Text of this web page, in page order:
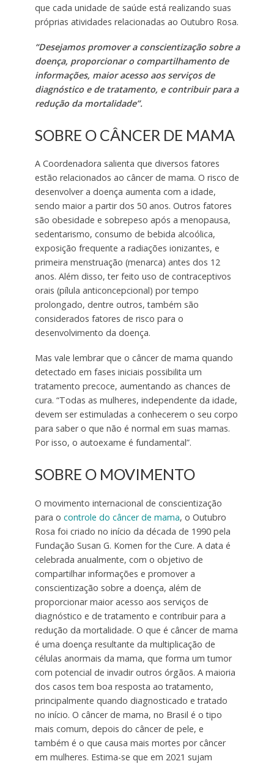
que cada unidade de saúde está realizando suas
próprias atividades relacionadas ao Outubro Rosa.
“Desejamos promover a conscientização sobre a
doença, proporcionar o compartilhamento de
informações, maior acesso aos serviços de
diagnóstico e de tratamento, e contribuir para a
redução da mortalidade”.
SOBRE O CÂNCER DE MAMA
A Coordenadora salienta que diversos fatores
estão relacionados ao câncer de mama. O risco de
desenvolver a doença aumenta com a idade,
sendo maior a partir dos 50 anos. Outros fatores
são obesidade e sobrepeso após a menopausa,
sedentarismo, consumo de bebida alcoólica,
exposição frequente a radiações ionizantes, e
primeira menstruação (menarca) antes dos 12
anos. Além disso, ter feito uso de contraceptivos
orais (pílula anticoncepcional) por tempo
prolongado, dentre outros, também são
considerados fatores de risco para o
desenvolvimento da doença.
Mas vale lembrar que o câncer de mama quando
detectado em fases iniciais possibilita um
tratamento precoce, aumentando as chances de
cura. “Todas as mulheres, independente da idade,
devem ser estimuladas a conhecerem o seu corpo
para saber o que não é normal em suas mamas.
Por isso, o autoexame é fundamental”.
SOBRE O MOVIMENTO
O movimento internacional de conscientização
para o controle do câncer de mama, o Outubro
Rosa foi criado no início da década de 1990 pela
Fundação Susan G. Komen for the Cure. A data é
celebrada anualmente, com o objetivo de
compartilhar informações e promover a
conscientização sobre a doença, além de
proporcionar maior acesso aos serviços de
diagnóstico e de tratamento e contribuir para a
redução da mortalidade. O que é câncer de mama
é uma doença resultante da multiplicação de
células anormais da mama, que forma um tumor
com potencial de invadir outros órgãos. A maioria
dos casos tem boa resposta ao tratamento,
principalmente quando diagnosticado e tratado
no início. O câncer de mama, no Brasil é o tipo
mais comum, depois do câncer de pele, e
também é o que causa mais mortes por câncer
em mulheres. Estima-se que em 2021 sujam